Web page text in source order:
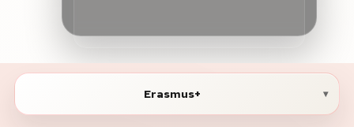
Erasmus+ ▾